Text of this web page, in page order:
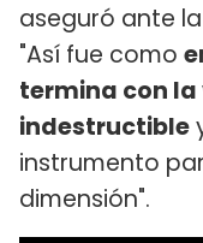
aseguró ante
"Así fue como
termina con la
indestructible
instrumento
dimensión".